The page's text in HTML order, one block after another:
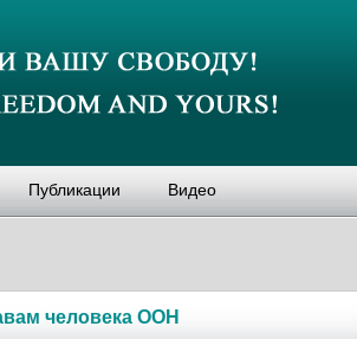
Публикации Видео
человека ООН